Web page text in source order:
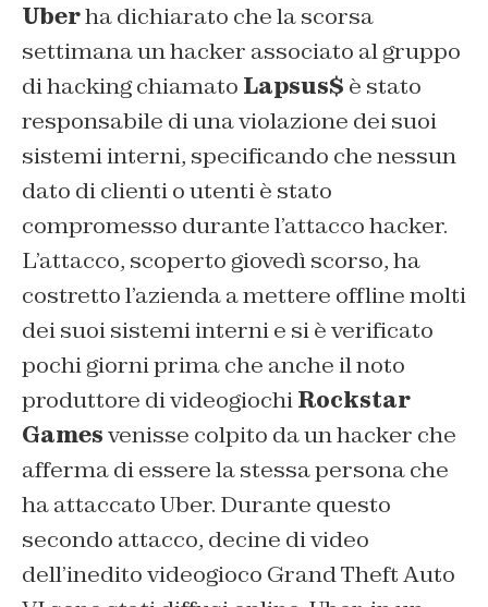
Uberha dichiarato che la scorsa
settimana un hacker associato al gruppo
di hacking chiamato Lapsus$ è stato
responsabile di una violazione dei suoi
sistemi interni, specificando che nessun
dato di clienti o utenti è stato
compromesso durante l’attacco hacker.
L’attacco, scoperto giovedì scorso, ha
costretto l’azienda a mettere offline molti
dei suoi sistemi interni e si è verificato
pochi giorni prima che anche il noto
produttore di videogiochiRockstar
Gamesvenisse colpito da un hacker che
afferma di essere la stessa persona che
ha attaccato Uber. Durante questo
secondo attacco, decine di video
dell’inedito videogioco Grand Theft Auto